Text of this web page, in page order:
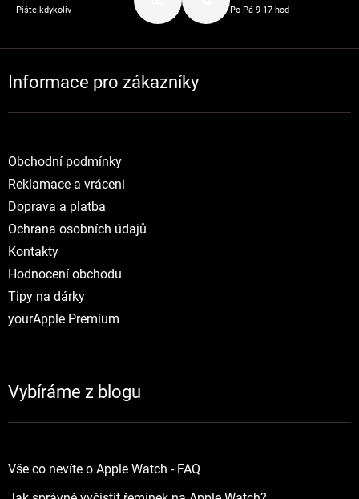
Pište kdykoliv Po-Pá 9-17 hod
Informace pro zákazníky
Obchodní podmínky
Reklamace a vráceni
Doprava a platba
Ochrana osobních údajů
Kontakty
Hodnocení obchodu
Tipy na dárky
yourApple Premium
Vybíráme z blogu
Vše co nevíte o Apple Watch - FAQ